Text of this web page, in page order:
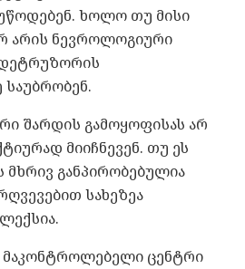
ხოლო თუ მისი
არის ნევროლოგიური
დეტრუზორის
შარდის გამოყოფისას არ
მიიჩნევენ. თუ ეს
მხრივ განპირობებულია
სახეზეა
ცენტრი